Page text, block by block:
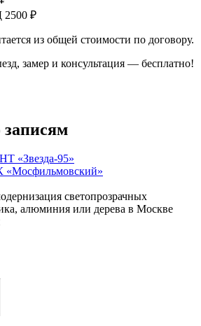
₽
из общей стоимости по договору.
замер и консультация — бесплатно!
«Звезда-95»
светопрозрачных
алюминия или дерева в Москве